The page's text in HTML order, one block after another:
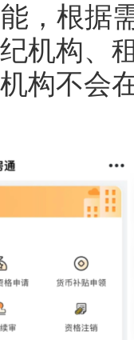
能，根
机构、
构不会